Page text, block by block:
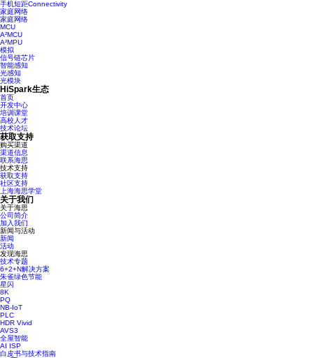
手机短距Connectivity
家庭网络
家庭网络
MCU
A²MCU
A²MPU
模拟
信号链芯片
智能感知
光感知
光模块
HiSpark生态
首页
开发中心
培训课堂
高校人才
技术论坛
获取支持
购买渠道
渠道信息
联系海思
技术支持
获取支持
社区支持
上海海思学堂
关于我们
关于海思
公司简介
加入我们
新闻与活动
新闻
活动
发现海思
技术专题
6+2+N解决方案
朱雀绿色节能
星闪
8K
PQ
NB-IoT
PLC
HDR Vivid
AVS3
全屋智能
AI ISP
白皮书与技术指南